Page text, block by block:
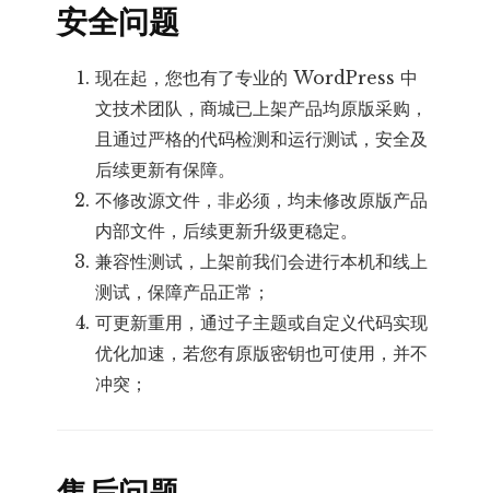
安全问题
现在起，您也有了专业的 WordPress 中
文技术团队，商城已上架产品均原版采购，
且通过严格的代码检测和运行测试，安全及
后续更新有保障。
不修改源文件，非必须，均未修改原版产品
内部文件，后续更新升级更稳定。
兼容性测试，上架前我们会进行本机和线上
测试，保障产品正常；
可更新重用，通过子主题或自定义代码实现
优化加速，若您有原版密钥也可使用，并不
冲突；